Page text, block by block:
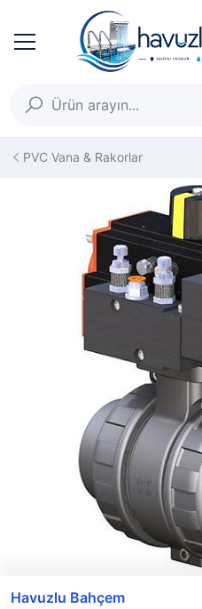
PVC Vana & Rakorlar
Havuzlu Bahçem